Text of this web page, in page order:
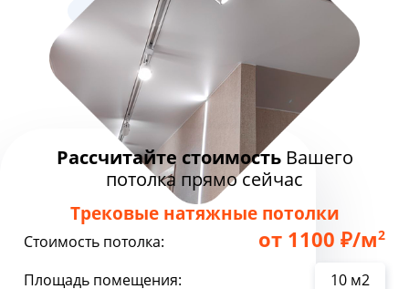
Рассчитайте стоимостьВашего
потолка прямо сейчас
Трековые натяжные потолки
Стоимость потолка: от 1100 ₽/м2
Площадь помещения: